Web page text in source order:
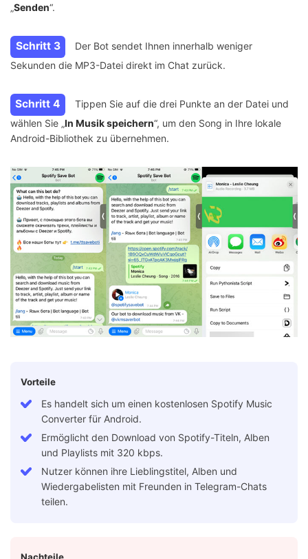
„Senden“.
Schritt 3
Der Bot sendet Ihnen innerhalb weniger
Sekunden die MP3-Datei direkt im Chat zurück.
Schritt 4
Tippen Sie auf die drei Punkte an der Datei und
wählen Sie „In Musik speichern“, um den Song in Ihre lokale
Android-Bibliothek zu übernehmen.
Vorteile
Es handelt sich um einen kostenlosen Spotify Music
Converter für Android.
Ermöglicht den Download von Spotify-Titeln, Alben
und Playlists mit 320 kbps.
Nutzer können ihre Lieblingstitel, Alben und
Wiedergabelisten mit Freunden in Telegram-Chats
teilen.